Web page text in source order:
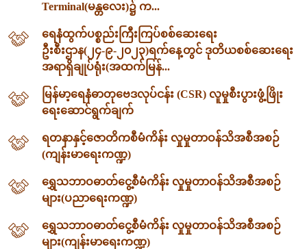
Terminal(မန္တလေး)၌ က...
ရေနံထွက်ပစ္စည်းကြီးကြပ်စစ်ဆေးရေး
ဦးစီးဌာန(၂၄-၉-၂၀၂၃)ရက်နေ့တွင် ဒုတိယစစ်ဆေးရေး
အရာရှိချုပ်ရုံး(အထက်မြန်...
မြန်မာ့ရေနံဓာတုဗေဒလုပ်ငန်း (CSR) လူမှုစီးပွားဖွံ့ဖြိုး
ရေးဆောင်ရွက်ချက်
ရတနာနှင့်ဇောတိကစီမံကိန်း လှုမှုတာဝန်သိအစီအစဉ်
(ကျန်းမာရေးကဏ္ဍ)
ရွှေသဘာဝဓာတ်ငွေ့စီမံကိန်း လှုမှုတာဝန်သိအစီအစဉ်
များ(ပညာရေးကဏ္ဍ)
ရွှေသဘာဝဓာတ်ငွေ့စီမံကိန်း လှုမှုတာဝန်သိအစီအစဉ်
များ(ကျန်းမာရေးကဏ္ဍ)